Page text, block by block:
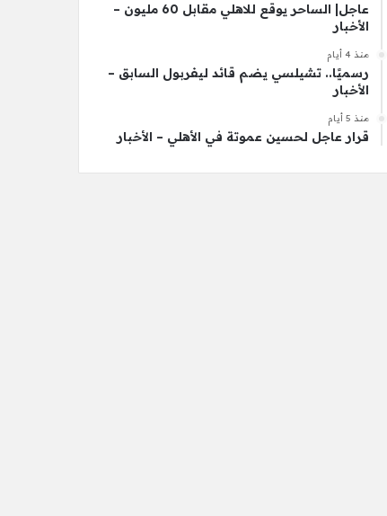
عاجل| الساحر يوقع للاهلي مقابل 60 مليون –
الأخبار
منذ 4 أيام
رسميًا.. تشيلسي يضم قائد ليفربول السابق –
الأخبار
منذ 5 أيام
قرار عاجل لحسين عموتة في الأهلي – الأخبار